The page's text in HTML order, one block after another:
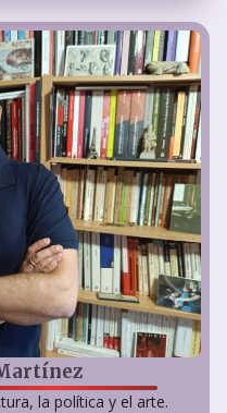
la política y el arte.